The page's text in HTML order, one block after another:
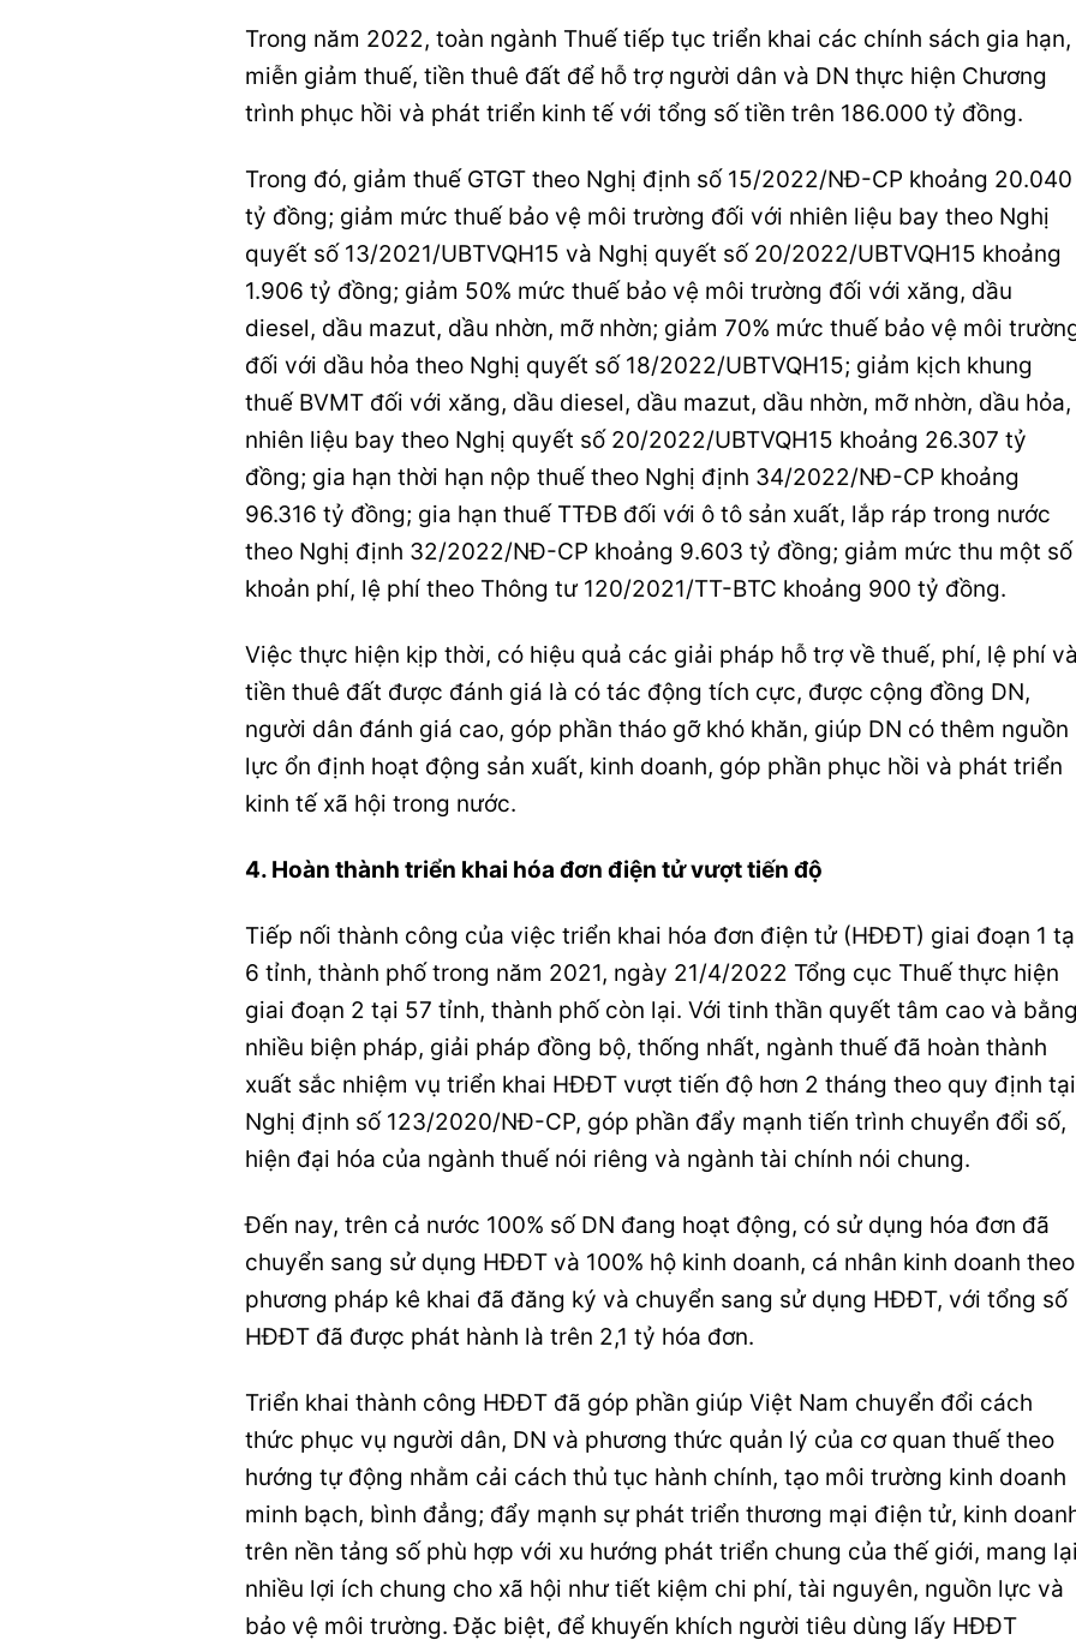
Trong năm 2022, toàn ngành Thuế tiếp tục triển khai các chính sách gia hạn,
miễn giảm thuế, tiền thuê đất để hỗ trợ người dân và DN thực hiện Chương
trình phục hồi và phát triển kinh tế với tổng số tiền trên 186.000 tỷ đồng.
Trong đó, giảm thuế GTGT theo Nghị định số 15/2022/NĐ-CP khoảng 20.040
tỷ đồng; giảm mức thuế bảo vệ môi trường đối với nhiên liệu bay theo Nghị
quyết số 13/2021/UBTVQH15 và Nghị quyết số 20/2022/UBTVQH15 khoảng
1.906 tỷ đồng; giảm 50% mức thuế bảo vệ môi trường đối với xăng, dầu
diesel, dầu mazut, dầu nhờn, mỡ nhờn; giảm 70% mức thuế bảo vệ môi
đối với dầu hỏa theo Nghị quyết số 18/2022/UBTVQH15; giảm kịch khung
thuế BVMT đối với xăng, dầu diesel, dầu mazut, dầu nhờn, mỡ nhờn, dầu hỏa,
nhiên liệu bay theo Nghị quyết số 20/2022/UBTVQH15 khoảng 26.307 tỷ
đồng; gia hạn thời hạn nộp thuế theo Nghị định 34/2022/NĐ-CP khoảng
96.316 tỷ đồng; gia hạn thuế TTĐB đối với ô tô sản xuất, lắp ráp trong nước
theo Nghị định 32/2022/NĐ-CP khoảng 9.603 tỷ đồng; giảm mức thu một số
khoản phí, lệ phí theo Thông tư 120/2021/TT-BTC khoảng 900 tỷ đồng.
Việc thực hiện kịp thời, có hiệu quả các giải pháp hỗ trợ về thuế, phí, lệ phí
tiền thuê đất được đánh giá là có tác động tích cực, được cộng đồng DN,
người dân đánh giá cao, góp phần tháo gỡ khó khăn, giúp DN có thêm nguồn
lực ổn định hoạt động sản xuất, kinh doanh, góp phần phục hồi và phát triển
kinh tế xã hội trong nước.
4. Hoàn thành triển khai hóa đơn điện tử vượt tiến độ
Tiếp nối thành công của việc triển khai hóa đơn điện tử (HĐĐT) giai đoạn 1
6 tỉnh, thành phố trong năm 2021, ngày 21/4/2022 Tổng cục Thuế thực hiện
giai đoạn 2 tại 57 tỉnh, thành phố còn lại. Với tinh thần quyết tâm cao và
nhiều biện pháp, giải pháp đồng bộ, thống nhất, ngành thuế đã hoàn thành
xuất sắc nhiệm vụ triển khai HĐĐT vượt tiến độ hơn 2 tháng theo quy định tại
Nghị định số 123/2020/NĐ-CP, góp phần đẩy mạnh tiến trình chuyển đổi số,
hiện đại hóa của ngành thuế nói riêng và ngành tài chính nói chung.
Đến nay, trên cả nước 100% số DN đang hoạt động, có sử dụng hóa đơn đã
chuyển sang sử dụng HĐĐT và 100% hộ kinh doanh, cá nhân kinh doanh theo
phương pháp kê khai đã đăng ký và chuyển sang sử dụng HĐĐT, với tổng số
HĐĐT đã được phát hành là trên 2,1 tỷ hóa đơn.
Triển khai thành công HĐĐT đã góp phần giúp Việt Nam chuyển đổi cách
thức phục vụ người dân, DN và phương thức quản lý của cơ quan thuế theo
hướng tự động nhằm cải cách thủ tục hành chính, tạo môi trường kinh doanh
minh bạch, bình đẳng; đẩy mạnh sự phát triển thương mại điện tử, kinh
trên nền tảng số phù hợp với xu hướng phát triển chung của thế giới, mang
nhiều lợi ích chung cho xã hội như tiết kiệm chi phí, tài nguyên, nguồn lực và
bảo vệ môi trường. Đặc biệt, để khuyến khích người tiêu dùng lấy HĐĐT